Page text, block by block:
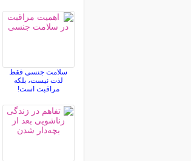
سلامت جنسی فقط
لذت نیست، بلکه
مراقبت است!